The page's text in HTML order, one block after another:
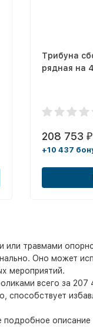
Трибуна
рядная на
208 753 ₽
+10 437
или травмами
Оно может
мероприятий.
всего за 207
способствует
описание